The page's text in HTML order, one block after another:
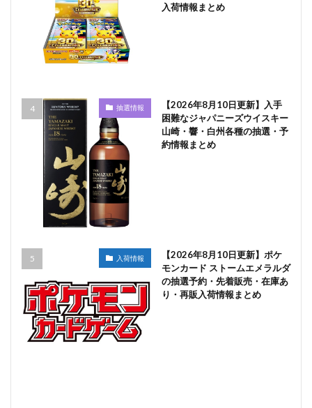
入荷情報まとめ
抽選情報
【2026年8月10日更新】入手
困難なジャパニーズウイスキー
山崎・響・白州各種の抽選・予
約情報まとめ
入荷情報
【2026年8月10日更新】ポケ
モンカード ストームエメラルダ
の抽選予約・先着販売・在庫あ
り・再販入荷情報まとめ